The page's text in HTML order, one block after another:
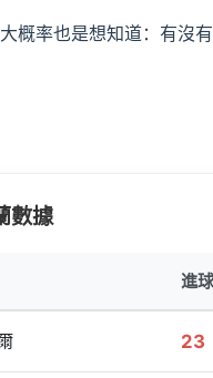
概率也是想知道：有沒
數據
進球
23